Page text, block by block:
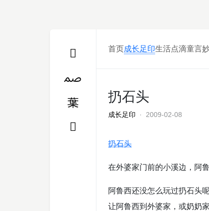
首页成长足印生活点滴童言
扔石头
成长足印 · 2009-02-08
扔石头
在外婆家门前的小溪边，阿
阿鲁西还没怎么玩过扔石头
让阿鲁西到外婆家，或奶奶